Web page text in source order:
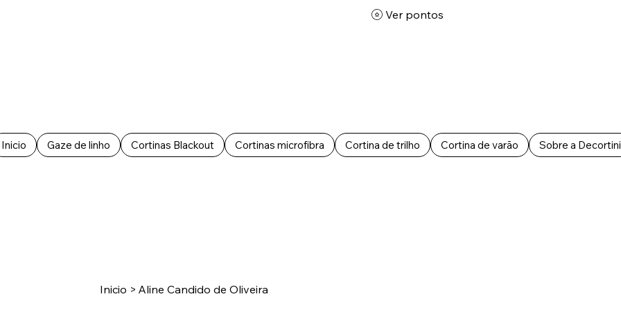
Inicio Gaze de linho Cortinas Blackout Cortinas microfibra Cortina de trilho Cortina de varão Sobre a Decortini
Ver pontos
Inicio > Aline Candido de Oliveira